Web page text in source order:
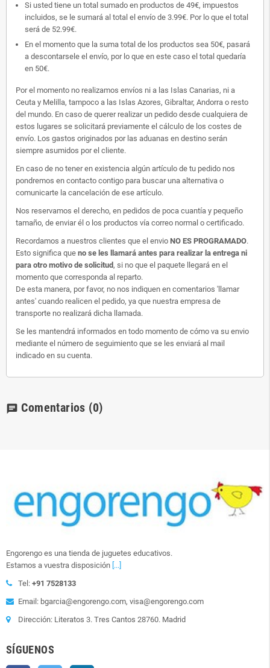
Si usted tiene un total sumado en productos de 49€, impuestos
incluidos, se le sumará al total el envío de 3.99€. Por lo que el total
será de 52.99€.
En el momento que la suma total de los productos sea 50€, pasará
a descontarsele el envío, por lo que en este caso el total quedaría
en 50€.
Por el momento no realizamos envíos ni a las Islas Canarias, ni a
Ceuta y Melilla, tampoco a las Islas Azores, Gibraltar, Andorra o resto
del mundo. En caso de querer realizar un pedido desde cualquiera de
estos lugares se solicitará previamente el cálculo de los costes de
envío. Los gastos originados por las aduanas en destino serán
siempre asumidos por el cliente.
En caso de no tener en existencia algún artículo de tu pedido nos
pondremos en contacto contigo para buscar una alternativa o
comunicarte la cancelación de ese artículo.
Nos reservamos el derecho, en pedidos de poca cuantía y pequeño
tamaño, de enviar él o los productos vía correo normal o certificado.
Recordamos a nuestros clientes que el envio NO ES PROGRAMADO.
Esto significa que no se les llamará antes para realizar la entrega ni
para otro motivo de solicitud, si no que el paquete llegará en el
momento que corresponda al reparto.
De esta manera, por favor, no nos indiquen en comentarios 'llamar
antes' cuando realicen el pedido, ya que nuestra empresa de
transporte no realizará dicha llamada.
Se les mantendrá informados en todo momento de cómo va su envio
mediante el número de seguimiento que se les enviará al mail
indicado en su cuenta.
chat Comentarios (0)
Engorengo es una tienda de juguetes educativos.
Estamos a vuestra disposición [...]
Tel: +91 7528133
Email: bgarcia@engorengo.com, visa@engorengo.com
Dirección: Literatos 3. Tres Cantos 28760. Madrid
SÍGUENOS